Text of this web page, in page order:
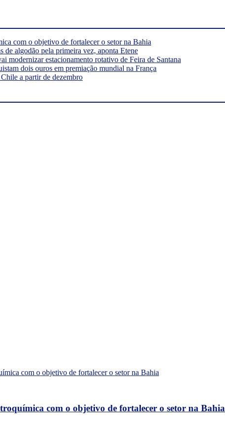
com o objetivo de fortalecer o setor na Bahia
de algodão pela primeira vez, aponta Etene
estacionamento rotativo de Feira de Santana
dois ouros em premiação mundial na França
a partir de dezembro
com o objetivo de fortalecer o setor na Bahia